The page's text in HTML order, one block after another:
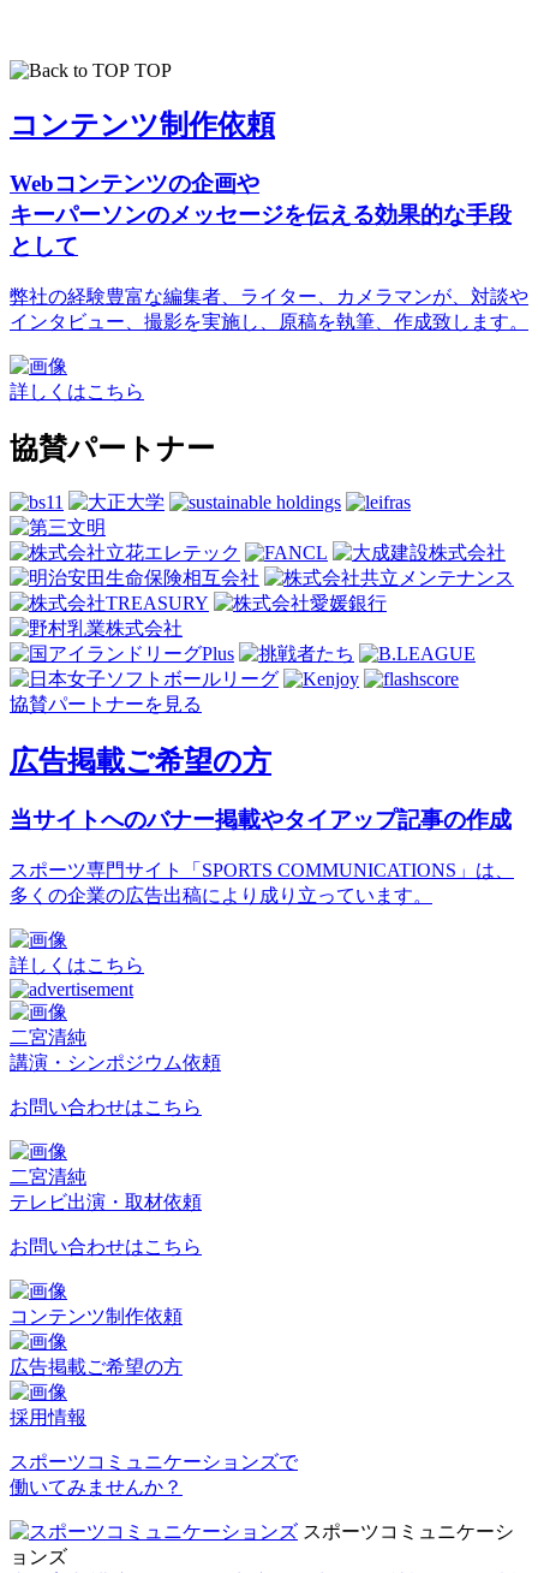
TOP
コンテンツ制作依頼
Webコンテンツの企画や
キーパーソンのメッセージを伝える効果的な手段
として
弊社の経験豊富な編集者、ライター、カメラマンが、対談や
インタビュー、撮影を実施し、原稿を執筆、作成致します。
詳しくはこちら
協賛パートナー
協賛パートナーを見る
広告掲載ご希望の方
当サイトへのバナー掲載やタイアップ記事の作成
スポーツ専門サイト「SPORTS COMMUNICATIONS」は、
多くの企業の広告出稿により成り立っています。
詳しくはこちら
二宮清純
講演・シンポジウム依頼
お問い合わせはこちら
二宮清純
テレビ出演・取材依頼
お問い合わせはこちら
コンテンツ制作依頼
広告掲載ご希望の方
採用情報
スポーツコミュニケーションズで
働いてみませんか？
スポーツコミュニケーシ
ョンズ